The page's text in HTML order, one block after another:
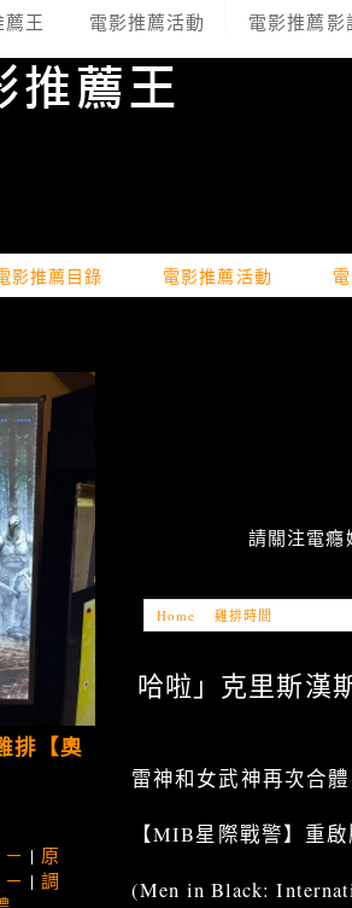
薦王 電影推薦活動 電影推薦影
影推薦目錄 電影推薦活動
請關注電
Home 雞排時間
哈啦」克里斯漢
雷神和女武神再次合體
【MIB星際戰警】重
(Men in Black:
排【奧
－ | 原
－ |調